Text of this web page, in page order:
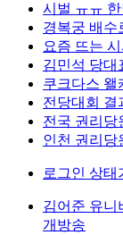
시벌 ㅠㅠ
경복궁 배수
요즘 뜨는
김민석 당대
쿠크다스 왤
전당대회 결
전국 권리당
인천 권리당
로그인 상태
김어준 유니
개방송